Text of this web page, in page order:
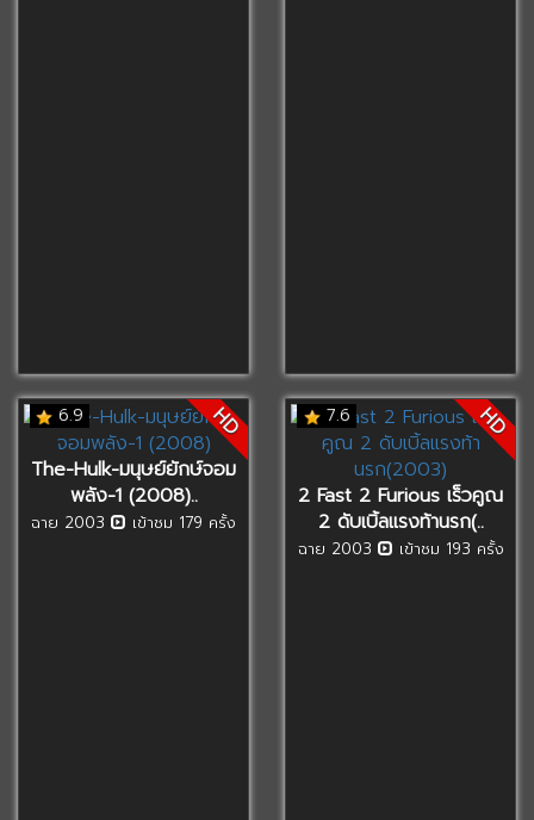
6.9 HD
The-Hulk-มนุษย์ยักษ์จอม
พลัง-1 (2008)..
ฉาย 2003 เข้าชม 179 ครั้ง
7.6 HD
2 Fast 2 Furious เร็วคูณ
2 ดับเบิ้ลแรงท้านรก(..
ฉาย 2003 เข้าชม 193 ครั้ง